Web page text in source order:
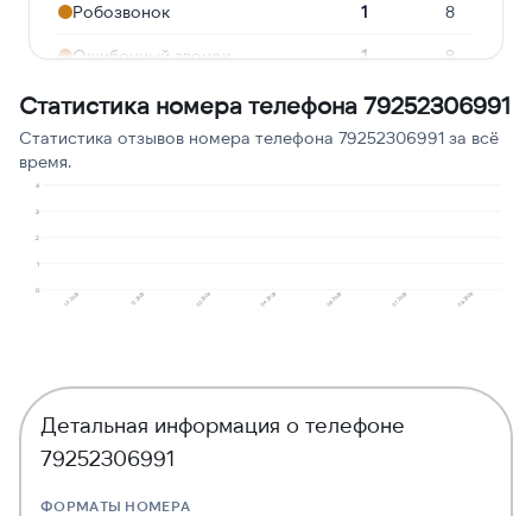
Робозвонок 1 8
Ошибочный звонок 1 8
Опрос 1 8
Подозрение на
Статистика номера телефона 79252306991
Статистика отзывов номера телефона 79252306991 за всё
время.
0
1
2
3
4
10.2025 12.2025 02.2026 04.2026 06.2026 07.2026 08.2026
Детальная информация о телефоне
79252306991
ФОРМАТЫ НОМЕРА